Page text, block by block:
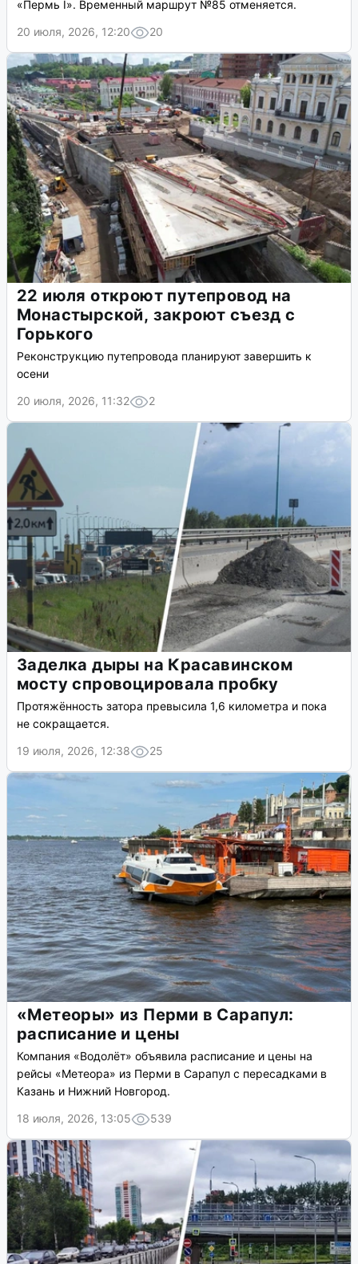
«Пермь I». Временный маршрут №85 отменяется.
20 июля, 2026, 12:20
20
22 июля откроют путепровод на
Монастырской, закроют съезд с
Горького
Реконструкцию путепровода планируют завершить к
осени
20 июля, 2026, 11:32
2
Заделка дыры на Красавинском
мосту спровоцировала пробку
Протяжённость затора превысила 1,6 километра и пока
не сокращается.
19 июля, 2026, 12:38
25
«Метеоры» из Перми в Сарапул:
расписание и цены
Компания «Водолёт» объявила расписание и цены на
рейсы «Метеора» из Перми в Сарапул с пересадками в
Казань и Нижний Новгород.
18 июля, 2026, 13:05
539